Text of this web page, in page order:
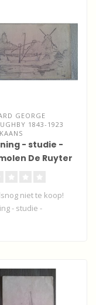
GEORGE
1843-1923
- studie -
De Ruyter
niet te koop!
- studie -
De Ruyter -
v..